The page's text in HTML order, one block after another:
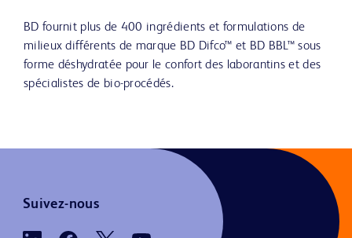
BD fournit plus de 400 ingrédients et formulations de
milieux différents de marque BD Difco™ et BD BBL™ sous
forme déshydratée pour le confort des laborantins et des
spécialistes de bio-procédés.
Suivez-nous